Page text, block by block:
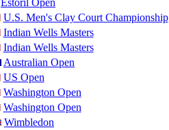
U.S. Men's Clay Court Championship
Indian Wells Masters
Indian Wells Masters
Australian Open
US Open
Washington Open
Washington Open
Wimbledon